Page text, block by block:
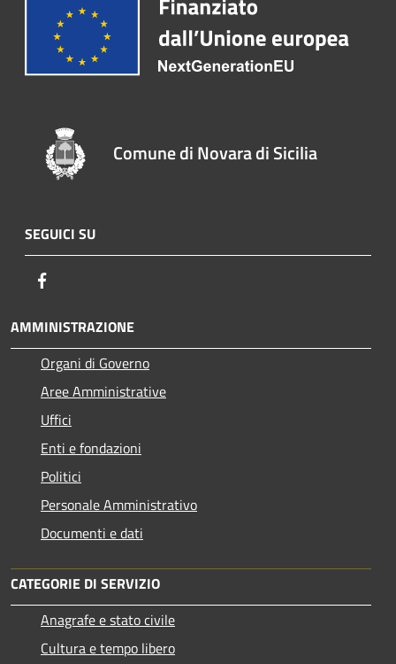
Comune di Novara di Sicilia
SEGUICI SU
AMMINISTRAZIONE
Organi di Governo
Aree Amministrative
Uffici
Enti e fondazioni
Politici
Personale Amministrativo
Documenti e dati
CATEGORIE DI SERVIZIO
Anagrafe e stato civile
Cultura e tempo libero